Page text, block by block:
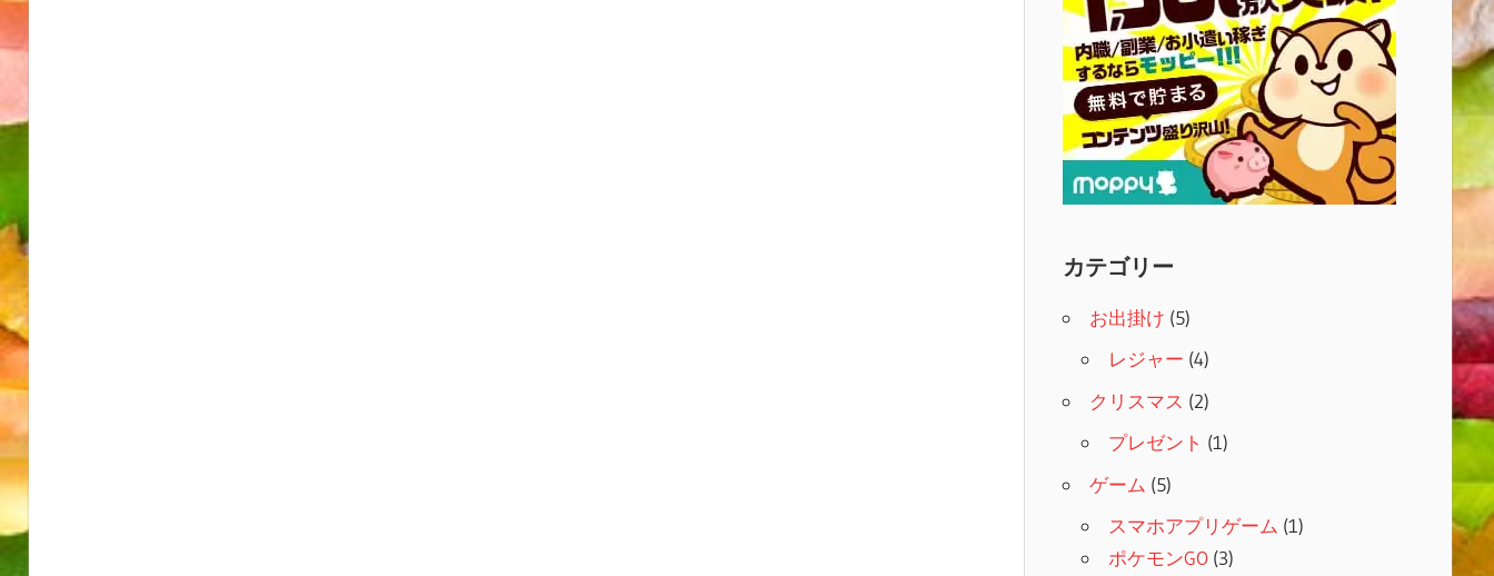
カテゴリー
お出掛け (5)
レジャー (4)
クリスマス (2)
プレゼント (1)
ゲーム (5)
スマホアプリゲーム (1)
ポケモンGO(3)